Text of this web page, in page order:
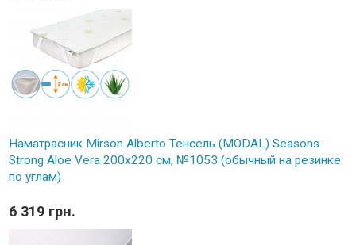
Наматрасник Mirson Alberto Тенсель (MODAL) Seasons
Strong Aloe Vera 200x220 см, №1053 (обычный на резинке
по углам)
6 319 грн.